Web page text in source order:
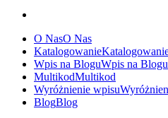
O NasO Nas
Katalogowanie
Wpis na BloguWpis na Blogu
MultikodMultikod
Wyróżnienie wpisu
BlogBlog